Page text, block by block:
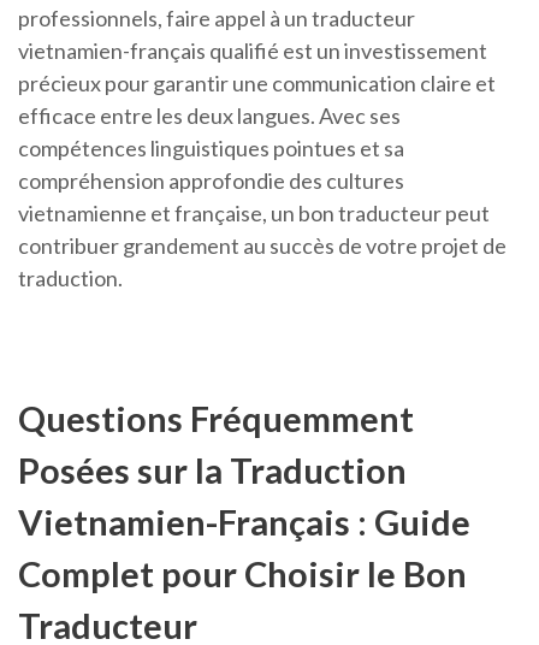
professionnels, faire appel à un traducteur
vietnamien-français qualifié est un investissement
précieux pour garantir une communication claire et
efficace entre les deux langues. Avec ses
compétences linguistiques pointues et sa
compréhension approfondie des cultures
vietnamienne et française, un bon traducteur peut
contribuer grandement au succès de votre projet de
traduction.
Questions Fréquemment
Posées sur la Traduction
Vietnamien-Français : Guide
Complet pour Choisir le Bon
Traducteur